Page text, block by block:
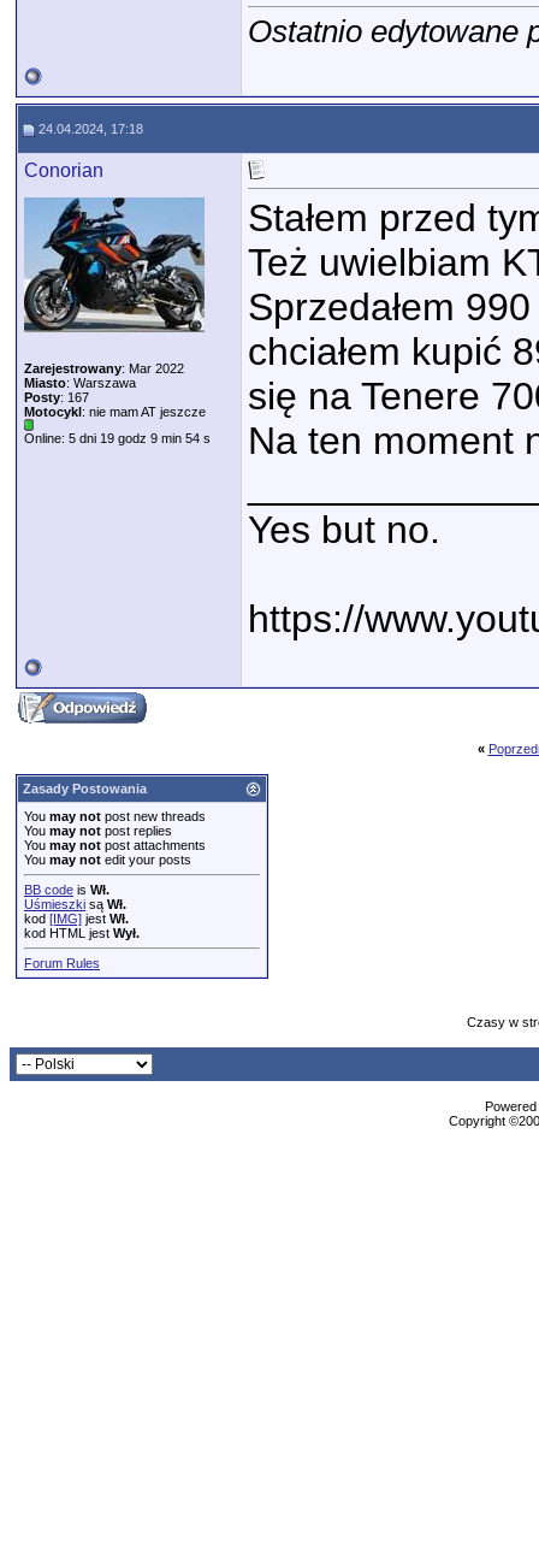
Ostatnio edytowane
24.04.2024, 17:18
Conorian
Zarejestrowany: Mar 2022
Miasto: Warszawa
Posty: 167
Motocykl: nie mam AT jeszcze
Online: 5 dni 19 godz 9 min 54 s
Stałem przed
Też uwielbiam
Sprzedałem
chciałem kupić
się na Tenere
Na ten moment
Yes but no.
https://
«
Zasady Postowania
You may not post new threads
You may not post replies
You may not post attachments
You may not edit your posts
BB code is Wł.
Uśmieszki są Wł.
kod [IMG] jest Wł.
kod HTML jest Wył.
Forum Rules
Czasy w
Copyright